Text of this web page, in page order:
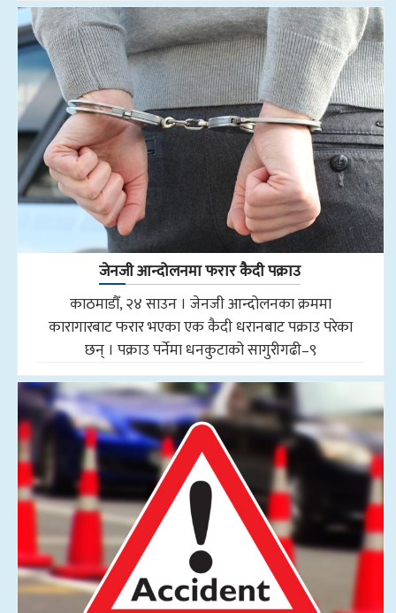
जेनजी आन्दोलनमा फरार कैदी पक्राउ
काठमाडौँ, २४ साउन । जेनजी आन्दोलनका क्रममा
कारागारबाट फरार भएका एक कैदी धरानबाट पक्राउ परेका
छन् । पक्राउ पर्नेमा धनकुटाको सागुरीगढी–९